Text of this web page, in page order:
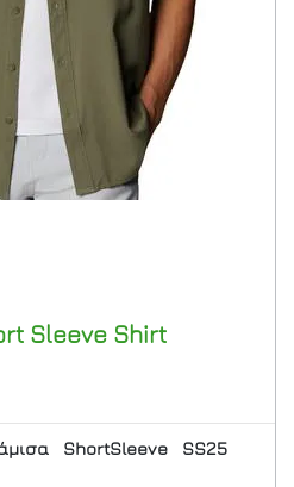
Sleeve Shirt
ShortSleeve
SS25